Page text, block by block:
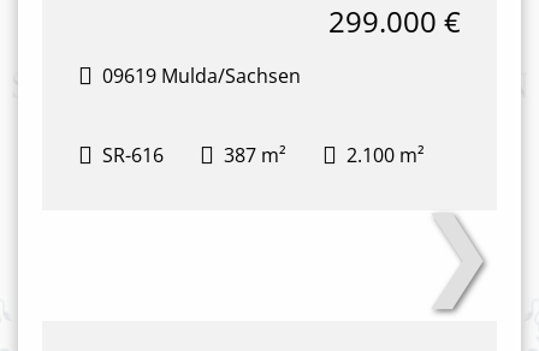
09619 Mulda/Sachsen
299.000 €
SR-616 387 m² 2.100 m²
❯